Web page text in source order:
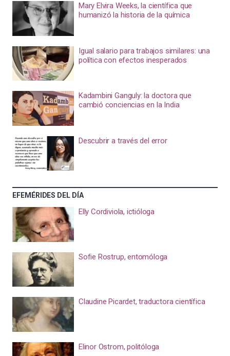
Mary Elvira Weeks, la científica que
humanizó la historia de la química
Igual salario para trabajos similares: una
política con efectos inesperados
Kadambini Ganguly: la doctora que
cambió conciencias en la India
Descubrir a través del error
EFEMÉRIDES DEL DÍA
Elly Cordiviola, ictióloga
Sofie Rostrup, entomóloga
Claudine Picardet, traductora científica
Elinor Ostrom, politóloga